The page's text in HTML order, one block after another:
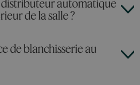
automatique
de la salle ?
de blanchisserie au